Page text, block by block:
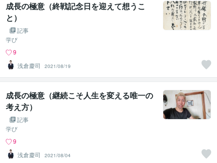
成長の極意（終戦記念日を迎えて想うこ
と）
記事
学び
9
浅倉慶司
2021/08/19
成長の極意（継続こそ人生を変える唯一の
考え方）
記事
学び
9
浅倉慶司
2021/08/04